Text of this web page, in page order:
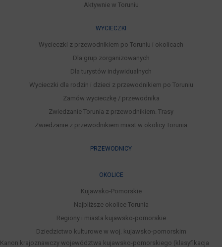
Aktywnie w Toruniu
WYCIECZKI
Wycieczki z przewodnikiem po Toruniu i okolicach
Dla grup zorganizowanych
Dla turystów indywidualnych
Wycieczki dla rodzin i dzieci z przewodnikiem po Toruniu
Zamów wycieczkę / przewodnika
Zwiedzanie Torunia z przewodnikiem. Trasy
Zwiedzanie z przewodnikiem miast w okolicy Torunia
PRZEWODNICY
OKOLICE
Kujawsko-Pomorskie
Najbliższe okolice Torunia
Regiony i miasta kujawsko-pomorskie
Dziedzictwo kulturowe w woj. kujawsko-pomorskim
Kanon krajoznawczy województwa kujawsko-pomorskiego (klasyfikacja